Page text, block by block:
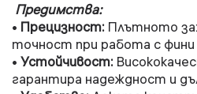
Предимства:
• Прецизност: Плътното
точност при работа с
• Устойчивост:
гарантира надеждност и